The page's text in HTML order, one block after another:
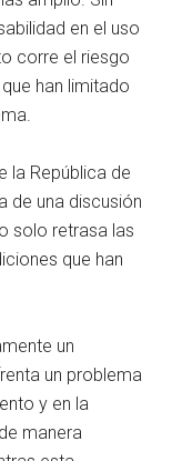
en el uso
corre el riesgo
han limitado
la República de
de una discusión
solo retrasa las
que han
un
un problema
y en la
manera